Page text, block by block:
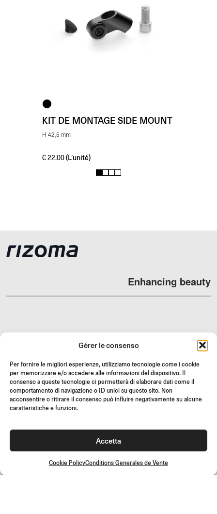
Gérer le consenso
Per fornire le migliori esperienze, utilizziamo tecnologie come i cookie
per memorizzare e/o accedere alle informazioni del dispositivo. Il
consenso a queste tecnologie ci permetterà di elaborare dati come il
comportamento di navigazione o ID unici su questo sito. Non
acconsentire o ritirare il consenso può influire negativamente su alcune
caratteristiche e funzioni.
Accetta
Cookie PolicyConditions Generales de Vente
KIT DE MONTAGE SIDE MOUNT
H 42,5 mm
€22.00 (L’unité)
1 2 3 4
Enhancing beauty
SUPPORT ET FAQ
RETOURS
INSTRUCTIONS DE MONTAGE
GIFT CARD
OFFRES LIMITÉES
Rejoignez la communauté Rizoma et accédez à des contenus
exclusifs et des offres spéciales !